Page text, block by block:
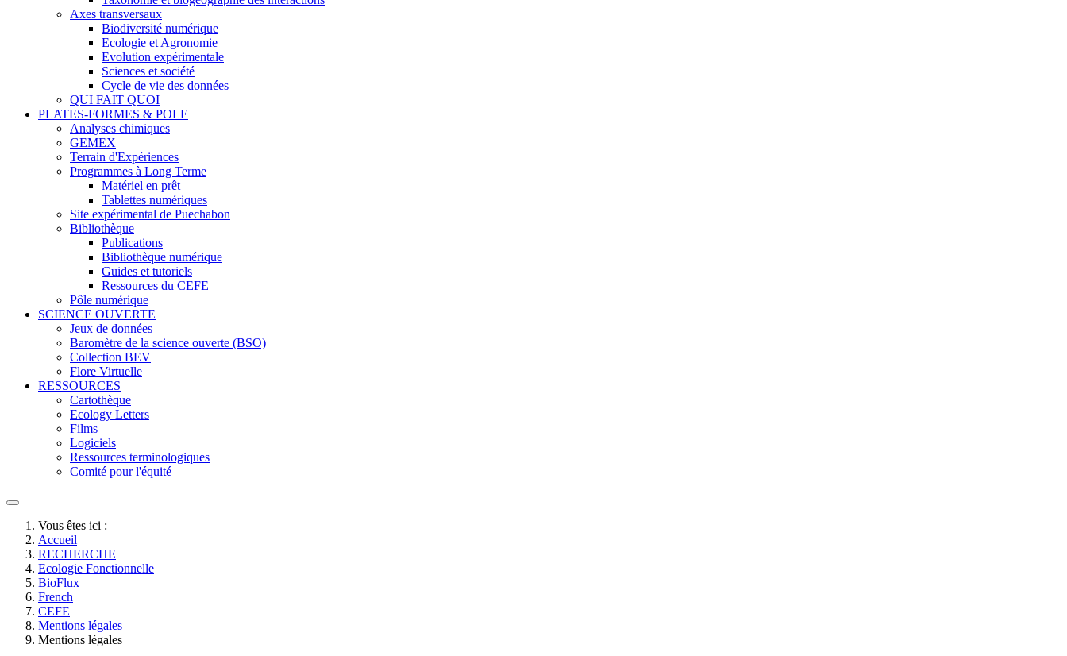
Axes transversaux
Biodiversité numérique
Ecologie et Agronomie
Evolution expérimentale
Sciences et société
Cycle de vie des données
QUI FAIT QUOI
PLATES-FORMES & POLE
Analyses chimiques
GEMEX
Terrain d'Expériences
Programmes à Long Terme
Matériel en prêt
Tablettes numériques
Site expérimental de Puechabon
Bibliothèque
Publications
Bibliothèque numérique
Guides et tutoriels
Ressources du CEFE
Pôle numérique
SCIENCE OUVERTE
Jeux de données
Baromètre de la science ouverte (BSO)
Collection BEV
Flore Virtuelle
RESSOURCES
Cartothèque
Ecology Letters
Films
Logiciels
Ressources terminologiques
Comité pour l'équité
Vous êtes ici :
Accueil
RECHERCHE
Ecologie Fonctionnelle
BioFlux
French
CEFE
Mentions légales
Mentions légales